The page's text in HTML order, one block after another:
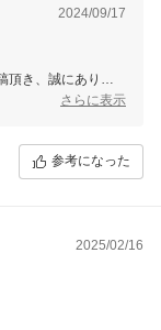
2024/09/17
き、誠にありが
だけますと幸いで
さらに表示
参考になった
2025/02/16